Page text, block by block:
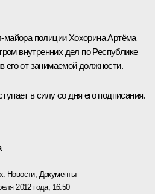
майора полиции Хохорина Артёма
внутренних дел по Республике
его от занимаемой должности.
в силу со дня его подписания.
Новости, Документы
2012 года, 16:50